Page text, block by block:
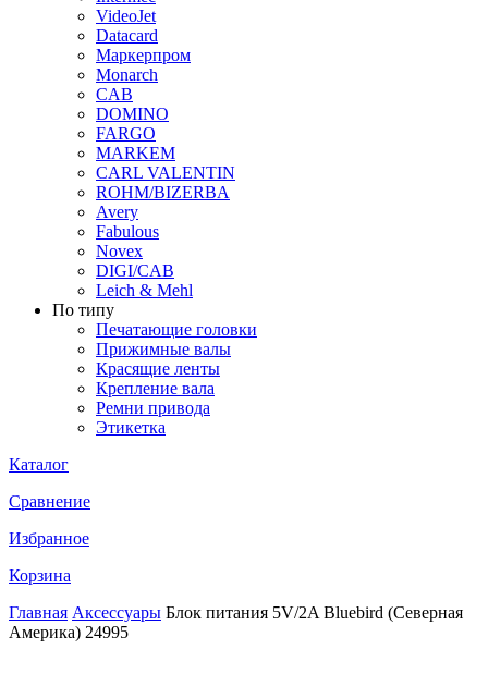
VideoJet
Datacard
Маркерпром
Monarch
CAB
DOMINO
FARGO
MARKEM
CARL VALENTIN
ROHM/BIZERBA
Avery
Fabulous
Novex
DIGI/CAB
Leich & Mehl
По типу
Печатающие головки
Прижимные валы
Красящие ленты
Крепление вала
Ремни привода
Этикетка
Каталог
Сравнение
Избранное
Корзина
Главная Аксессуары Блок питания 5V/2A Bluebird (Северная
Америка) 24995